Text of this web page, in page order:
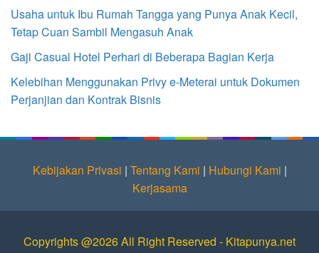
Usaha untuk Ibu Rumah Tangga yang Punya Anak Kecil,
Tetap Cuan Sambil Mengasuh Anak
Gaji Casual Hotel Perhari di Beberapa Bagian Kerja
Kelebihan Menggunakan Privy e-Meterai untuk Dokumen
Perjanjian dan Kontrak Bisnis
Kebijakan Privasi | Tentang Kami | Hubungi Kami |
Kerjasama
Copyrights @2026 All Right Reserved - Kitapunya.net